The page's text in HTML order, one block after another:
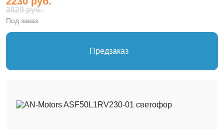
3829 руб.
Под заказ
Предзаказ